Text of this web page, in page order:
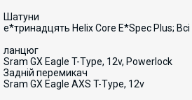
Шатуни
e*тринадцять Helix Core E*Spec Plus;
ланцюг
Sram GX Eagle T-Type, 12v, Powerlock
Задній перемикач
Sram GX Eagle AXS T-Type, 12v